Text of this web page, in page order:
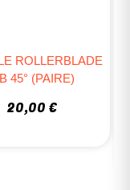
ROLLERBLADE
45° (PAIRE)
20,00 €